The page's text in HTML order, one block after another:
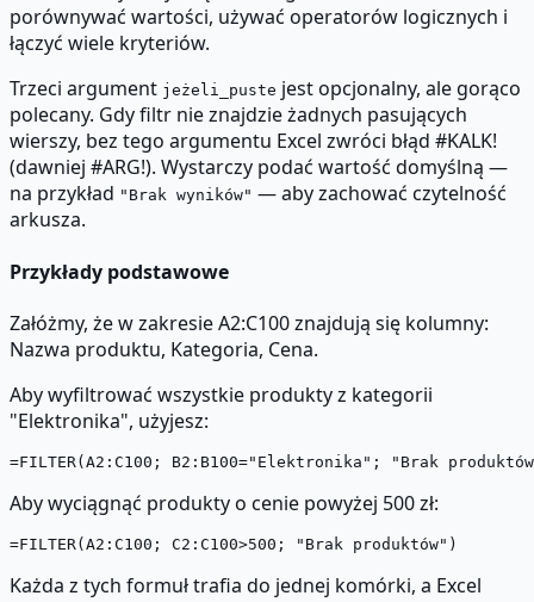
porównywać wartości, używać operatorów logicznych i
łączyć wiele kryteriów.
Trzeci argument jeżeli_puste jest opcjonalny, ale gorąco
polecany. Gdy filtr nie znajdzie żadnych pasujących
wierszy, bez tego argumentu Excel zwróci błąd #KALK!
(dawniej #ARG!). Wystarczy podać wartość domyślną —
na przykład "Brak wyników" — aby zachować czytelność
arkusza.
Przykłady podstawowe
Załóżmy, że w zakresie A2:C100 znajdują się kolumny:
Nazwa produktu, Kategoria, Cena.
Aby wyfiltrować wszystkie produkty z kategorii
"Elektronika", użyjesz:
Aby wyciągnąć produkty o cenie powyżej 500 zł:
Każda z tych formuł trafia do jednej komórki, a Excel